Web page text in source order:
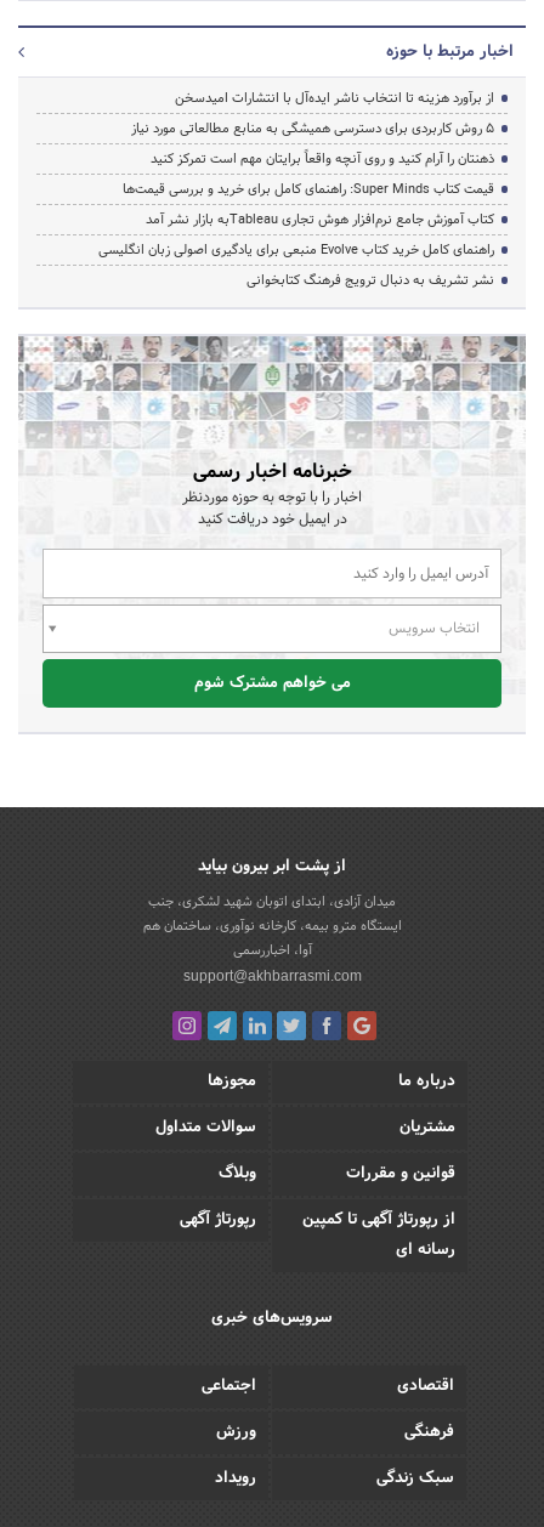
اخبار مرتبط با حوزه
از برآورد هزینه تا انتخاب ناشر ایده‌آل با انتشارات امیدسخن
۵ روش کاربردی برای دسترسی همیشگی به منابع مطالعاتی مورد نیاز
ذهنتان را آرام کنید و روی آنچه واقعاً برایتان مهم است تمرکز کنید
قیمت کتاب Super Minds: راهنمای کامل برای خرید و بررسی قیمت‌ها
کتاب آموزش جامع نرم‌افزار هوش تجاری Tableauبه بازار نشر آمد
راهنمای کامل خرید کتاب Evolve منبعی برای یادگیری اصولی زبان انگلیسی
نشر تشریف به دنبال ترویج فرهنگ کتابخوانی
خبرنامه اخبار رسمی
اخبار را با توجه به حوزه موردنظر
در ایمیل خود دریافت کنید
انتخاب سرویس
می خواهم مشترک شوم
از پشت ابر بیرون بیاید
میدان آزادی، ابتدای اتوبان شهید لشکری، جنب
ایستگاه مترو بیمه، کارخانه نوآوری، ساختمان هم
آوا، اخباررسمی
support@akhbarrasmi.com
درباره ما
مجوزها
مشتریان
سوالات متداول
قوانین و مقررات
وبلاگ
از رپورتاژ آگهی تا کمپین
رسانه ای
رپورتاژ آگهی
سرویس‌های خبری
اقتصادی
اجتماعی
فرهنگی
ورزش
سبک زندگی
رویداد